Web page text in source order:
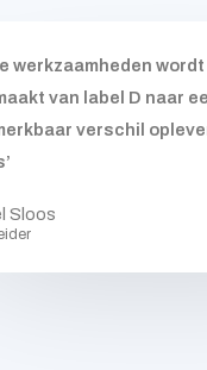
werkzaamheden
van label D naar
verschil
Sloos